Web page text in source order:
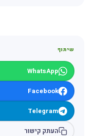
שיתוף
WhatsApp
Facebook
Telegram
העתק קישור